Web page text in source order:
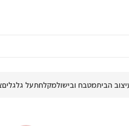
הביתמטבח ובישולמקלחתעל גלגלים